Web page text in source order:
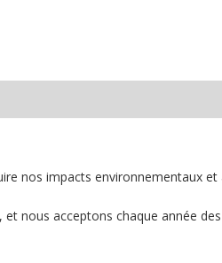
nos impacts environnementaux
nous acceptons chaque année